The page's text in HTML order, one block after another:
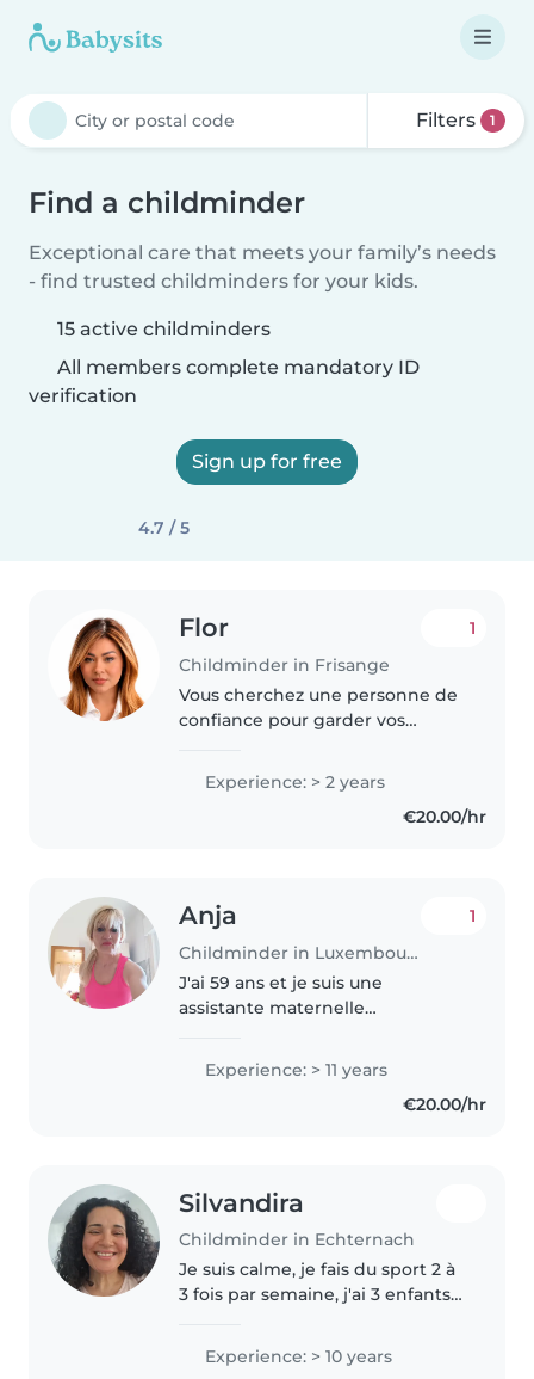
Filters 1
Find a childminder
Exceptional care that meets your family’s needs
- find trusted childminders for your kids.
15 active childminders
All members complete mandatory ID
verification
Sign up for free
4.7 / 5
Flor
Childminder in Frisange
1
Vous cherchez une personne de
confiance pour garder vos
auprès des bébés et des jeunes
enfants, je propose un service
responsable et attentionné...
Experience: > 2 years
€20.00/hr
Anja
Childminder in Luxembourg
1
J'ai 59 ans et je suis une
assistante maternelle
de tout-petits, de préscolaires,
d'écoliers et d'adolescents. Je
Experience: > 11 years
€20.00/hr
Silvandira
Childminder in Echternach
Je suis calme, je fais du sport 2 à
3 fois par semaine, j'ai 3 enfants
ma réalisation de vie.
Experience: > 10 years